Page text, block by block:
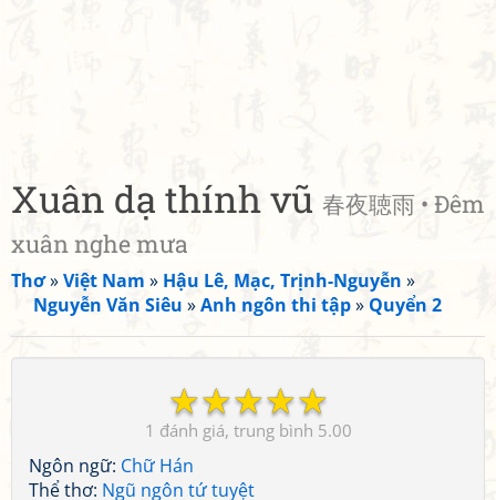
Xuân dạ thính vũ 春夜聴雨 • Đêm
xuân nghe mưa
Thơ»Việt Nam » Hậu Lê, Mạc, Trịnh-Nguyễn »
Nguyễn Văn Siêu »Anh ngôn thi tập» Quyển 2
☆
☆
☆
☆
☆
1 5.00
Ngôn ngữ: Chữ Hán
Thể thơ: Ngũ ngôn tứ tuyệt